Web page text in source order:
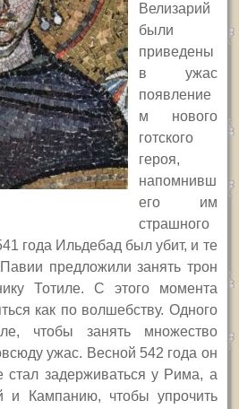
Велизарий
были
приведены
в ужас
появление
м нового
готского
героя,
напомнивш
его им
страшного
года Ильдебад был убит, и те
предложили занять трон
Тотиле. С этого момента
как по волшебству. Одного
чтобы занять множество
ужас. Весной 542 года он
задерживаться у Рима, а
Кампанию, чтобы упрочить